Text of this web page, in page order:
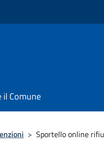
il Comune
> Sportello online